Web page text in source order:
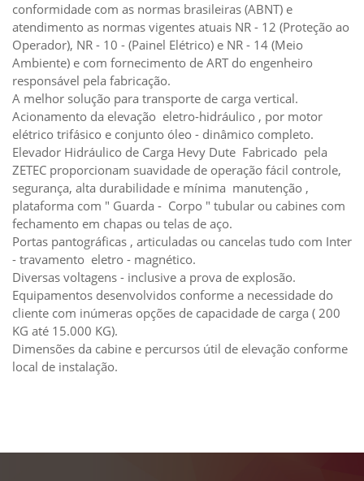
conformidade com as normas brasileiras (ABNT) e
atendimento as normas vigentes atuais NR - 12 (Proteção ao
Operador), NR - 10 - (Painel Elétrico) e NR - 14 (Meio
Ambiente) e com fornecimento de ART do engenheiro
responsável pela fabricação.
A melhor solução para transporte de carga vertical.
Acionamento da elevação eletro-hidráulico , por motor
elétrico trifásico e conjunto óleo - dinâmico completo.
Elevador Hidráulico de Carga Hevy Dute Fabricado pela
ZETEC proporcionam suavidade de operação fácil controle,
segurança, alta durabilidade e mínima manutenção ,
plataforma com " Guarda - Corpo " tubular ou cabines com
fechamento em chapas ou telas de aço.
Portas pantográficas , articuladas ou cancelas tudo com Inter
- travamento eletro - magnético.
Diversas voltagens - inclusive a prova de explosão.
Equipamentos desenvolvidos conforme a necessidade do
cliente com inúmeras opções de capacidade de carga ( 200
KG até 15.000 KG).
Dimensões da cabine e percursos útil de elevação conforme
local de instalação.